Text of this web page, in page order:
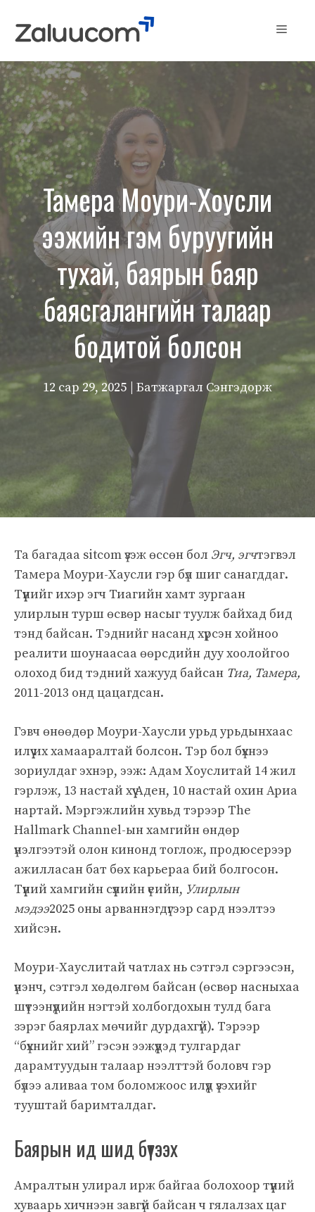
Menu
Тамера Моури-Хоусли
ээжийн гэм буруугийн
тухай, баярын баяр
баясгалангийн талаар
бодитой болсон
12 сар 29, 2025 | Батжаргал Сэнгэдорж
Та багадаа sitcom үзэж өссөн бол Эгч, эгчтэгвэл
Тамера Моури-Хаусли гэр бүл шиг санагддаг.
Түүнийг ихэр эгч Тиагийн хамт зургаан
улирлын турш өсвөр насыг туулж байхад бид
тэнд байсан. Тэднийг насанд хүрсэн хойноо
реалити шоунаасаа өөрсдийн дуу хоолойгоо
олоход бид тэдний хажууд байсан Тиа, Тамера,
2011-2013 онд цацагдсан.
Гэвч өнөөдөр Моури-Хаусли урьд урьдынхаас
илүү их хамааралтай болсон. Тэр бол бүхнээ
зориулдаг эхнэр, ээж: Адам Хоуслитай 14 жил
гэрлэж, 13 настай хүү Аден, 10 настай охин Ариа
нартай. Мэргэжлийн хувьд тэрээр The
Hallmark Channel-ын хамгийн өндөр
үнэлгээтэй олон кинонд тоглож, продюсерээр
ажилласан бат бөх карьераа бий болгосон.
Түүний хамгийн сүүлийн үеийн, Улирлын
мэдээ2025 оны арваннэгдүгээр сард нээлтээ
хийсэн.
Моури-Хауслитай чатлах нь сэтгэл сэргээсэн,
үнэнч, сэтгэл хөдөлгөм байсан (өсвөр насныхаа
шүтээнүүдийн нэгтэй холбогдохын тулд бага
зэрэг баярлах мөчийг дурдахгүй). Тэрээр
“бүхнийг хий” гэсэн ээжүүдэд тулгардаг
дарамтуудын талаар нээлттэй боловч гэр
бүлээ аливаа том боломжоос илүүд үзэхийг
тууштай баримталдаг.
Баярын ид шид бүтээх
Амралтын улирал ирж байгаа болохоор түүний
хуваарь хичнээн завгүй байсан ч гялалзах цаг